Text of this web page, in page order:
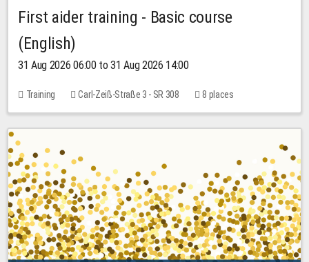
First aider training - Basic course
(English)
31 Aug 2026 06:00 to 31 Aug 2026 14:00
Training Carl-Zeiß-Straße 3 - SR 308 8 places